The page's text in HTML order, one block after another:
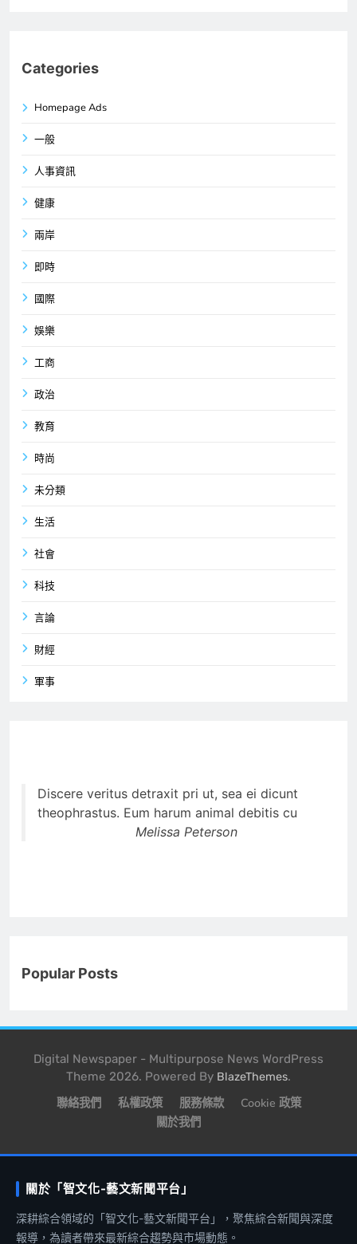
Categories
Homepage Ads
一般
人事資訊
健康
兩岸
即時
國際
娛樂
工商
政治
教育
時尚
未分類
生活
社會
科技
言論
財經
軍事
Discere veritus detraxit pri ut, sea ei dicunt
theophrastus. Eum harum animal debitis cu
Melissa Peterson
Popular Posts
Digital Newspaper - Multipurpose News WordPress
Theme 2026. Powered By BlazeThemes.
聯絡我們 私權政策 服務條款
Cookie 政策
關於我們
關於「智文化-藝文新聞平台」
深耕綜合領域的「智文化-藝文新聞平台」，聚焦綜合新聞與深度
報導，為讀者帶來最新綜合趨勢與市場動態。